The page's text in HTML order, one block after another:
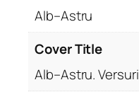
r
Alb–Astru
Cover Title
Alb–Astru. Versuri